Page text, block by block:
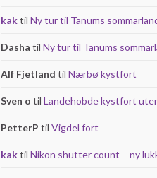
kaktil Ny tur til Tanums
Dasha til Ny tur til Tanums
Alf Fjetland til Nærbø kystfort
Sven o til Landehobde kystfort
PetterP til Vigdel fort
kaktil Nikon shutter count – ny